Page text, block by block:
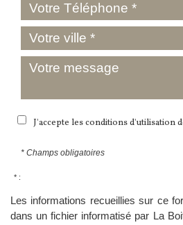
J'accepte les conditions d'utilisation
* Champs obligatoires
* :
Les informations recueillies sur ce
dans un fichier informatisé par La